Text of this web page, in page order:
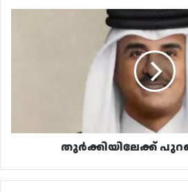
തുർക്കിയിലേക്ക്